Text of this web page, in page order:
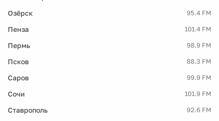
Озёрск 95.4 FM
Пенза 101.4 FM
Пермь 98.9 FM
Псков 88.3 FM
Саров 99.9 FM
Сочи 101.9 FM
Ставрополь 92.6 FM